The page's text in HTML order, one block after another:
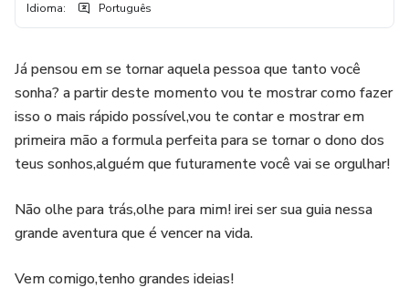
Idioma: Português
Já pensou em se tornar aquela pessoa que tanto você
sonha? a partir deste momento vou te mostrar como fazer
isso o mais rápido possível,vou te contar e mostrar em
primeira mão a formula perfeita para se tornar o dono dos
teus sonhos,alguém que futuramente você vai se orgulhar!
Não olhe para trás,olhe para mim! irei ser sua guia nessa
grande aventura que é vencer na vida.
Vem comigo,tenho grandes ideias!